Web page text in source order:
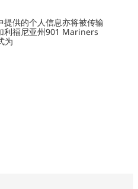
提供的个人信息亦将被传输
利福尼亚州901 Mariners
为